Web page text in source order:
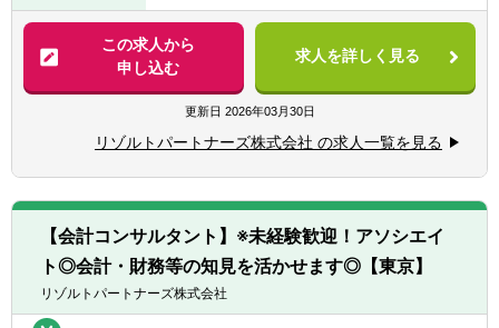
■業界トップクラスの業務の幅広さ
- メンバーの希望やキャリアに合わせて、
M&AからIPO支援・経理支援に至るまで幅広
い業務に関与可能
あると自負
■経験豊富なメンバーによる充実したサポー
ト体制
- 各領域で実務経験豊富なメンバーによる案
件サポート体制
- 経験豊富なメンバーがフォローする体制に
より、初めての業務でも不安なくチャレンジ
可能
■コンサルティングファーム/FASでの実務経
験2年以上
■監査法人、事業会社での経理・財務
※コンサル未経験であっても、将来的な独立
を見据えて業務経験を幅広く積みたい方も歓
迎）
■会計や財務領域でキャリアを積みたい方
■当事者意識を持ち、業務の枠に囚われず能
動的に行動できる方
■常にクライアントにとってのベストを考え
行動できる方
■M&Aアドバイザリー
- ファイナンシャルアドバイザリー
- デューデリジェンス（財務・税務DD、ビジ
- バリュエーション（株式価値算定、投資採
算分析、PPA等）
- PMI（M&A後の統合計画策定支援、管理体
制構築支援等）
■IPO支援
- 上場準備関連書類作成支援
- 社内規程の整備支援 等
■内部統制・ガバナンス構築支援
この求人から
申し込む
求人を詳しく見る
更新日 2026年03月30日
リゾルトパートナーズ株式会社 の求人一覧を見る
【会計コンサルタント】※未経験歓迎！アソシエイ
ト◎会計・財務等の知見を活かせます◎【東京】
リゾルトパートナーズ株式会社